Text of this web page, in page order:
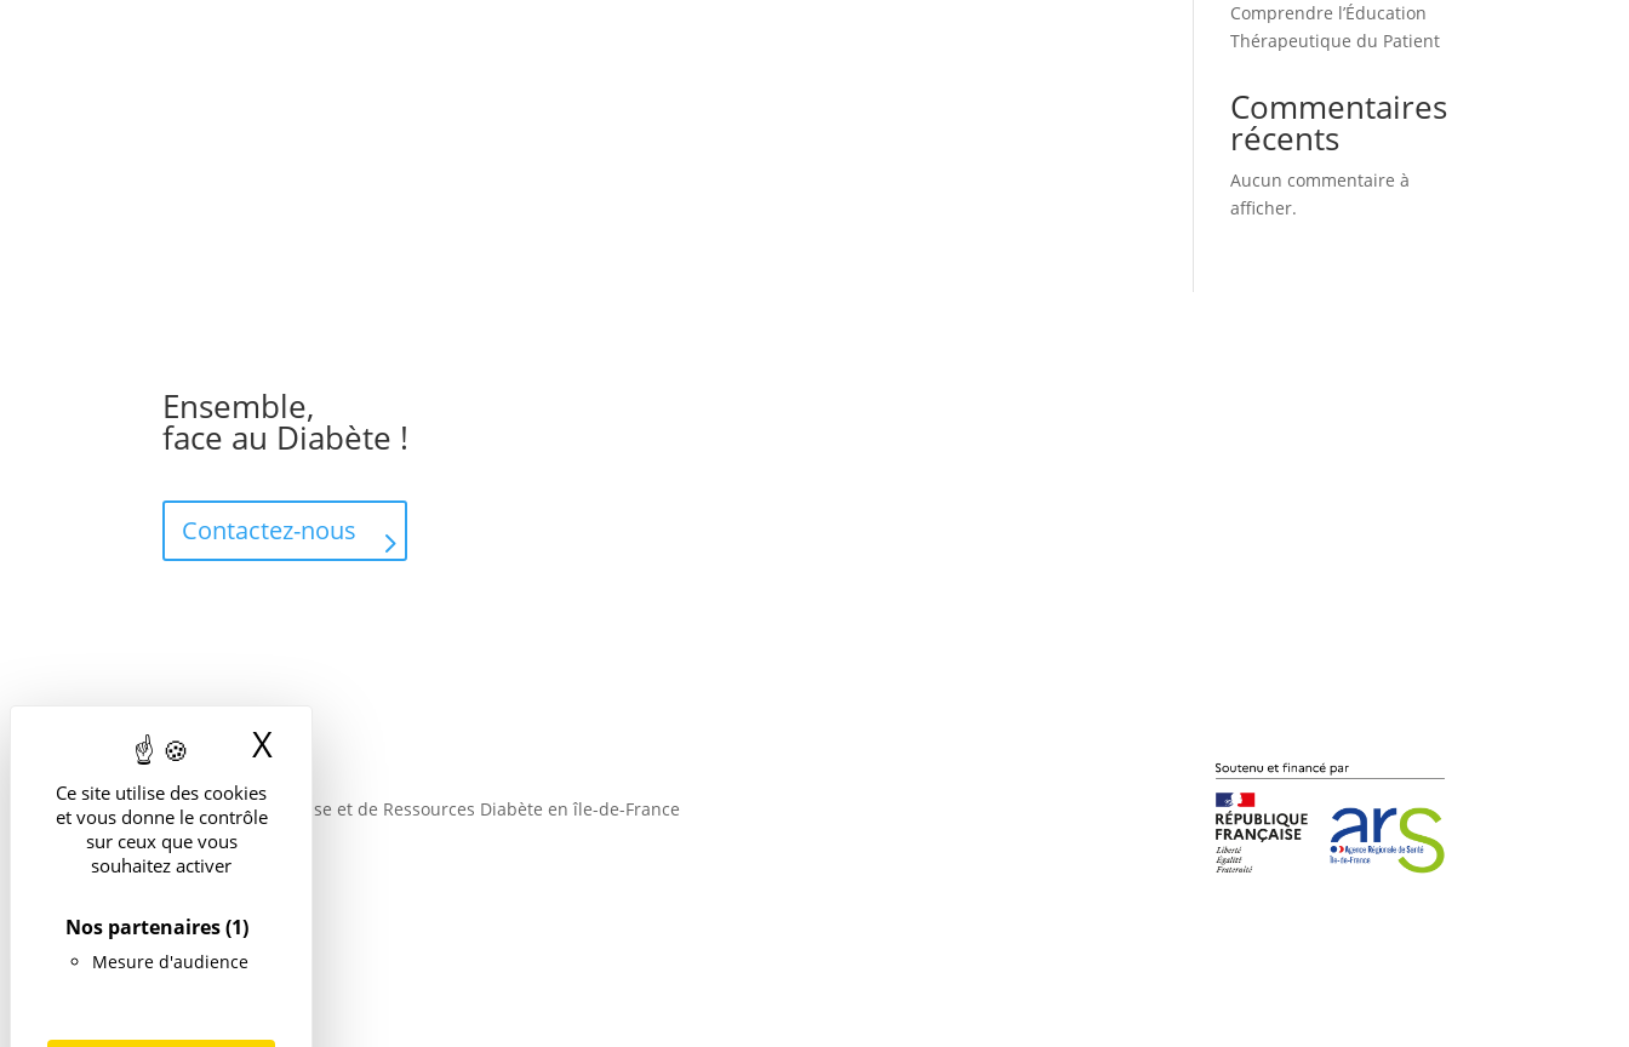
Ce site utilise des cookies
et vous donne le contrôle
sur ceux que vous
souhaitez activer
Nos partenaires(1)
Mesure d'audience
X
Comprendre l’Éducation
Thérapeutique du Patient
Commentaires
récents
Aucun commentaire à
afficher.
Ensemble,
face au Diabète !
Contactez-nous
Structure d’Expertise et de Ressources Diabète en île-de-France